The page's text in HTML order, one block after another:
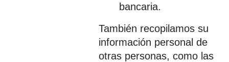
bancaria.
También recopilamos su
información personal de
otras personas, como las